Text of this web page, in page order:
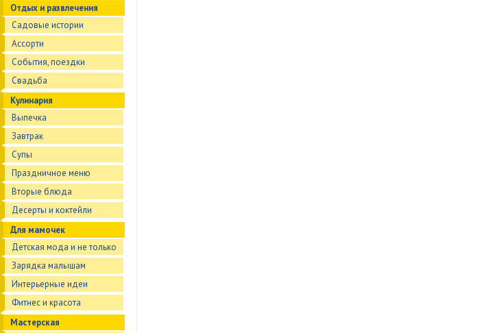
Отдых и развлечения
Садовые истории
Ассорти
События, поездки
Свадьба
Кулинария
Выпечка
Завтрак
Супы
Праздничное меню
Вторые блюда
Десерты и коктейли
Для мамочек
Детская мода и не только
Зарядка малышам
Интерьерные идеи
Фитнес и красота
Мастерская